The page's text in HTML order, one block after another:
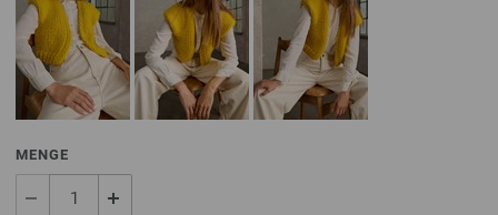
MENGE